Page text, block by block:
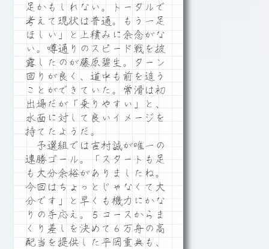
足かもしれない。トータルで
考えて現状は普通。もう一足
ほしい」と上積みに余念がな
い。噂通りのスピード戦を披
露したのが藤原碧生。ターン
回りが良く、道中も前を追う
ことができていた。常滑は初
出場だが「乗りやすい」と、
水面に対して良いイメージを
持てたようだ。
予選組では吉村誠が唯一の
連勝ゴール。「スタートも足
も大分余裕がありましたね。
今回はちょっとじゃなくて大
分です」と早くも機力にかな
りの手応え。５コースからま
くり差しを決めて６万舟の高
配当を提供した平岡重典も、